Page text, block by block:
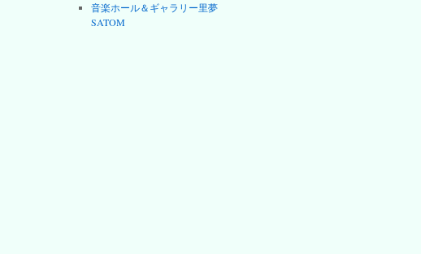
音楽ホール＆ギャラリー里夢
SATOM